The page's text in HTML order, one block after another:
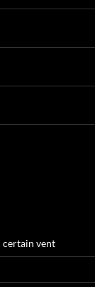
certain vent